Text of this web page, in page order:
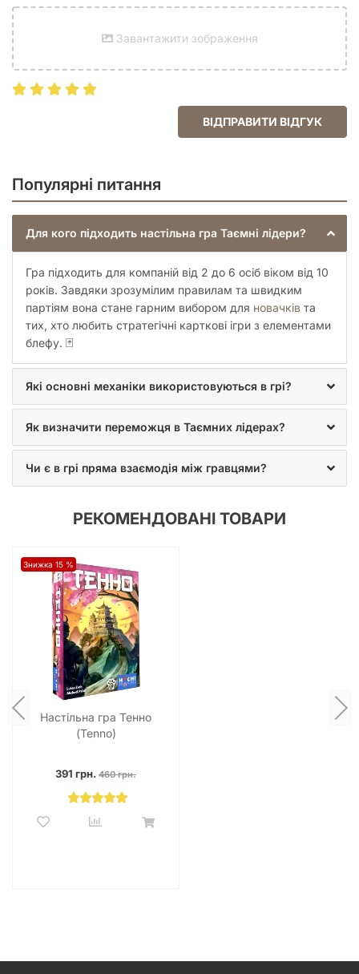
Завантажити зображення
ВІДПРАВИТИ ВІДГУК
Популярні питання
Для кого підходить настільна гра Таємні лідери?
Гра підходить для компаній від 2 до 6 осіб віком від 10
років. Завдяки зрозумілим правилам та швидким
партіям вона стане гарним вибором для новачків та
тих, хто любить стратегічні карткові ігри з елементами
блефу. 🃏
Які основні механіки використовуються в грі?
Як визначити переможця в Таємних лідерах?
Чи є в грі пряма взаємодія між гравцями?
РЕКОМЕНДОВАНІ ТОВАРИ
Знижка 15 %
Настільна гра Тенно
(Tenno)
391 грн. 460 грн.